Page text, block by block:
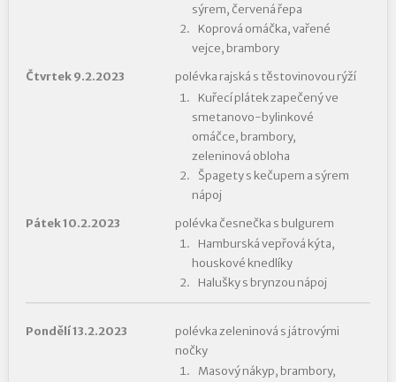
sýrem, červená řepa
Koprová omáčka, vařené
vejce, brambory
Čtvrtek 9.2.2023
polévka rajská s těstovinovou rýží
Kuřecí plátek zapečený ve
smetanovo-bylinkové
omáčce, brambory,
zeleninová obloha
Špagety s kečupem a sýrem
nápoj
Pátek 10.2.2023
polévka česnečka s bulgurem
Hamburská vepřová kýta,
houskové knedlíky
Halušky s brynzou nápoj
Pondělí 13.2.2023
polévka zeleninová s játrovými
nočky
Masový nákyp, brambory,